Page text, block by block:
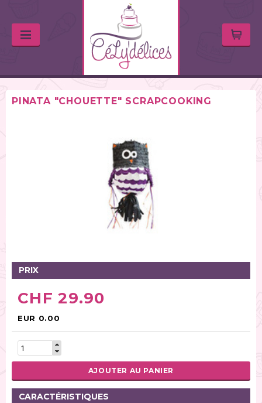
PINATA "CHOUETTE" SCRAPCOOKING
PRIX
CHF 29.90
EUR 0.00
AJOUTER AU PANIER
CARACTÉRISTIQUES